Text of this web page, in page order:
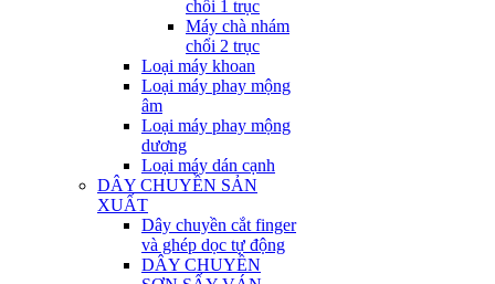
chổi 1 trục
Máy chà nhám
chổi 2 trục
Loại máy khoan
Loại máy phay mộng
âm
Loại máy phay mộng
dương
Loại máy dán cạnh
DÂY CHUYỀN SẢN
XUẤT
Dây chuyền cắt finger
và ghép dọc tự động
DÂY CHUYỀN